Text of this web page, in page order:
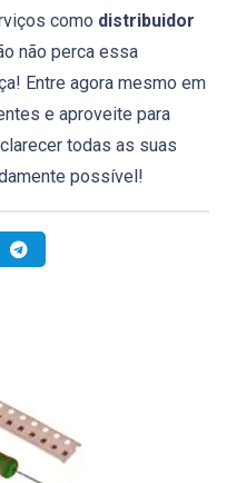
como distribuidor
não perca essa
Entre agora mesmo em
e aproveite para
todas as suas
possível!